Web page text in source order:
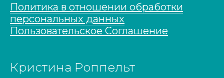
Политика в отношении обработки
персональных данных
Пользовательское Соглашение
Кристина Роппельт